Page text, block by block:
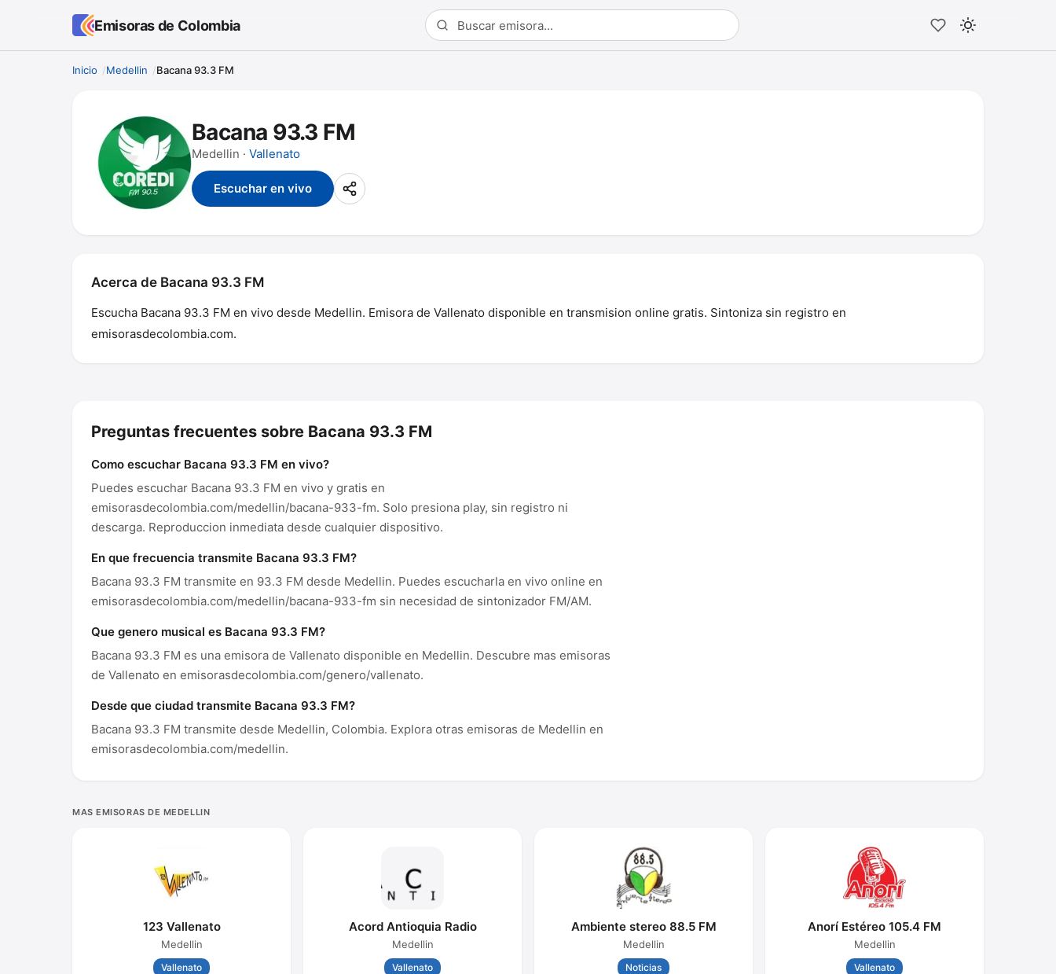
Emisoras de Colombia
Inicio Medellin Bacana 93.3 FM
Bacana 93.3 FM
Medellin · Vallenato
Escuchar en vivo
Acerca de Bacana 93.3 FM
Escucha Bacana 93.3 FM en vivo desde Medellin. Emisora de Vallenato disponible en transmision online gratis. Sintoniza sin registro en
emisorasdecolombia.com.
Preguntas frecuentes sobre Bacana 93.3 FM
Como escuchar Bacana 93.3 FM en vivo?
Puedes escuchar Bacana 93.3 FM en vivo y gratis en
emisorasdecolombia.com/medellin/bacana-933-fm. Solo presiona play, sin registro ni
descarga. Reproduccion inmediata desde cualquier dispositivo.
En que frecuencia transmite Bacana 93.3 FM?
Bacana 93.3 FM transmite en 93.3 FM desde Medellin. Puedes escucharla en vivo online en
emisorasdecolombia.com/medellin/bacana-933-fm sin necesidad de sintonizador FM/AM.
Que genero musical es Bacana 93.3 FM?
Bacana 93.3 FM es una emisora de Vallenato disponible en Medellin. Descubre mas emisoras
de Vallenato en emisorasdecolombia.com/genero/vallenato.
Desde que ciudad transmite Bacana 93.3 FM?
Bacana 93.3 FM transmite desde Medellin, Colombia. Explora otras emisoras de Medellin en
emisorasdecolombia.com/medellin.
MAS EMISORAS DE MEDELLIN
123 Vallenato
Medellin
Vallenato
Acord Antioquia Radio
Medellin
Vallenato
Ambiente stereo 88.5 FM
Medellin
Noticias
Anorí Estéreo 105.4 FM
Medellin
Vallenato